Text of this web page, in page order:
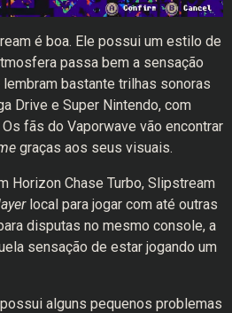
é boa. Ele possui um estilo de
passa bem a sensação
bastante trilhas sonoras
Drive e Super Nintendo, com
Os fãs do Vaporwave vão encontrar
graças aos seus visuais.
Horizon Chase Turbo, Slipstream
local para jogar com até outras
disputas no mesmo console, a
sensação de estar jogando um
alguns pequenos problemas